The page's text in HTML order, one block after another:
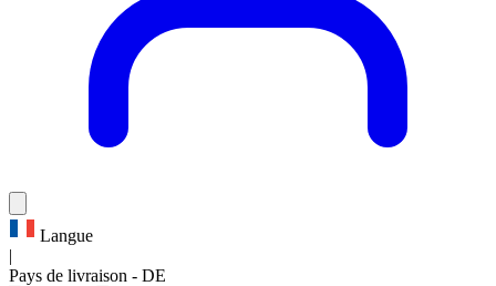
Langue
|
Pays de livraison - DE